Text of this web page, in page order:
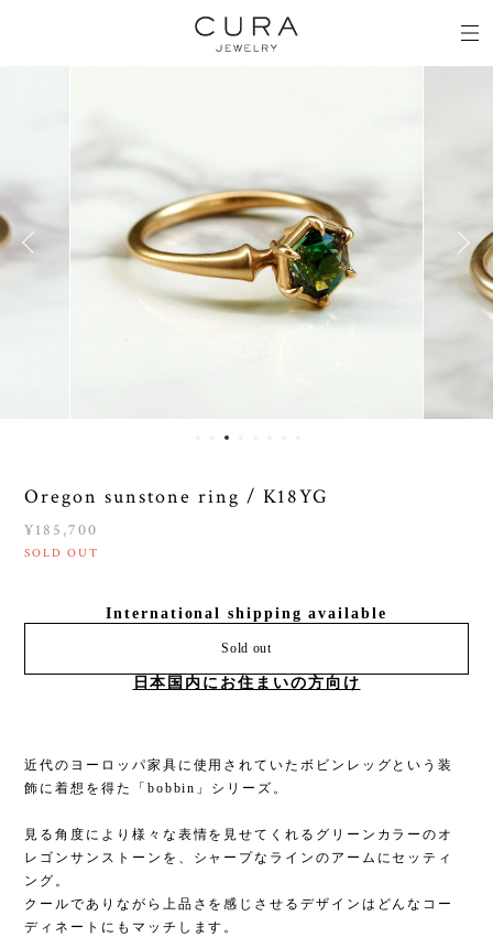
Oregon sunstone ring / K18YG
¥185,700
SOLD OUT
International shipping available
Sold out
日本国内にお住まいの方向け
近代のヨーロッパ家具に使用されていたボビンレッグという装
飾に着想を得た「bobbin」シリーズ。
見る角度により様々な表情を見せてくれるグリーンカラーのオ
レゴンサンストーンを、シャープなラインのアームにセッティ
ング。
クールでありながら上品さを感じさせるデザインはどんなコー
ディネートにもマッチします。